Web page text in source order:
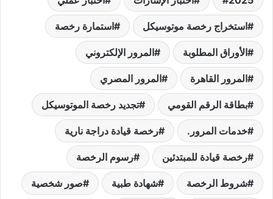
استخراج رخصة موتوسيكل استمارة رخصة
الأوراق المطلوبة المرور الإلكتروني
المرور القاهرة المرور المصري
بطاقة الرقم القومي تجديد رخصة الموتوسيكل
خدمات المرور. رخصة قيادة دراجة نارية
رخصة قيادة للمبتدئين رسوم الرخصة
شروط الرخصة شهادة طبية صور شخصية